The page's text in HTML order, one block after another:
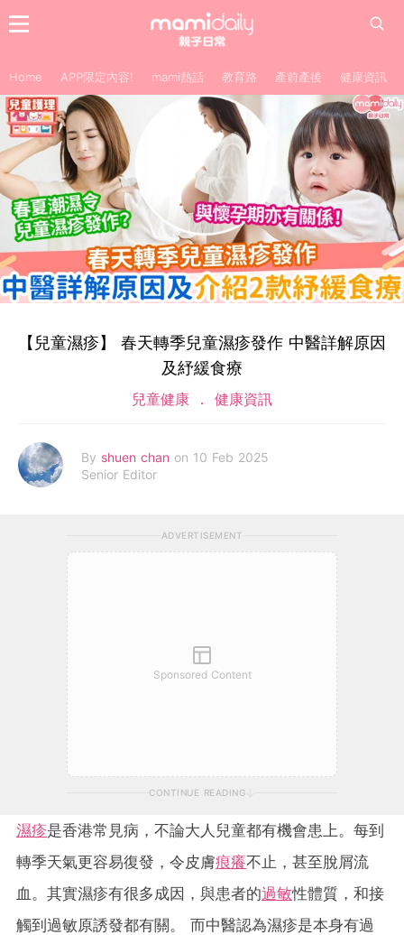
Home APP限定內容! mami熱話 教育路 產前產後 健康資訊
【兒童濕疹】 春天轉季兒童濕疹發作 中醫詳解原因
及紓緩食療
兒童健康 健康資訊
By shuen chan on 10 Feb 2025
Senior Editor
ADVERTISEMENT
Sponsored Content
CONTINUE READING
濕疹是香港常見病，不論大人兒童都有機會患上。每到
轉季天氣更容易復發，令皮膚痕癢不止，甚至脫屑流
血。其實濕疹有很多成因，與患者的過敏性體質，和接
觸到過敏原誘發都有關。 而中醫認為濕疹是本身有過